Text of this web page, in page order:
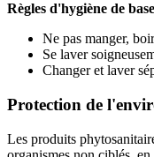
Règles d'hygiène de
Ne pas manger,
Se laver
Changer et laver
Protection de
Les produits